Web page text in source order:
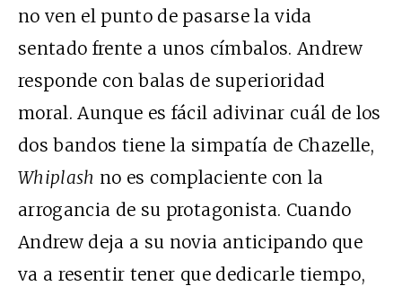
no ven el punto de pasarse la vida
sentado frente a unos címbalos. Andrew
responde con balas de superioridad
moral. Aunque es fácil adivinar cuál de los
dos bandos tiene la simpatía de Chazelle,
Whiplash no es complaciente con la
arrogancia de su protagonista. Cuando
Andrew deja a su novia anticipando que
va a resentir tener que dedicarle tiempo,